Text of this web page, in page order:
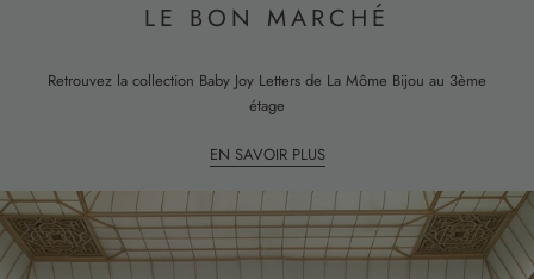
LE BON MARCHÉ
Retrouvez la collection Baby Joy Letters de La Môme Bijou au 3ème
étage
EN SAVOIR PLUS